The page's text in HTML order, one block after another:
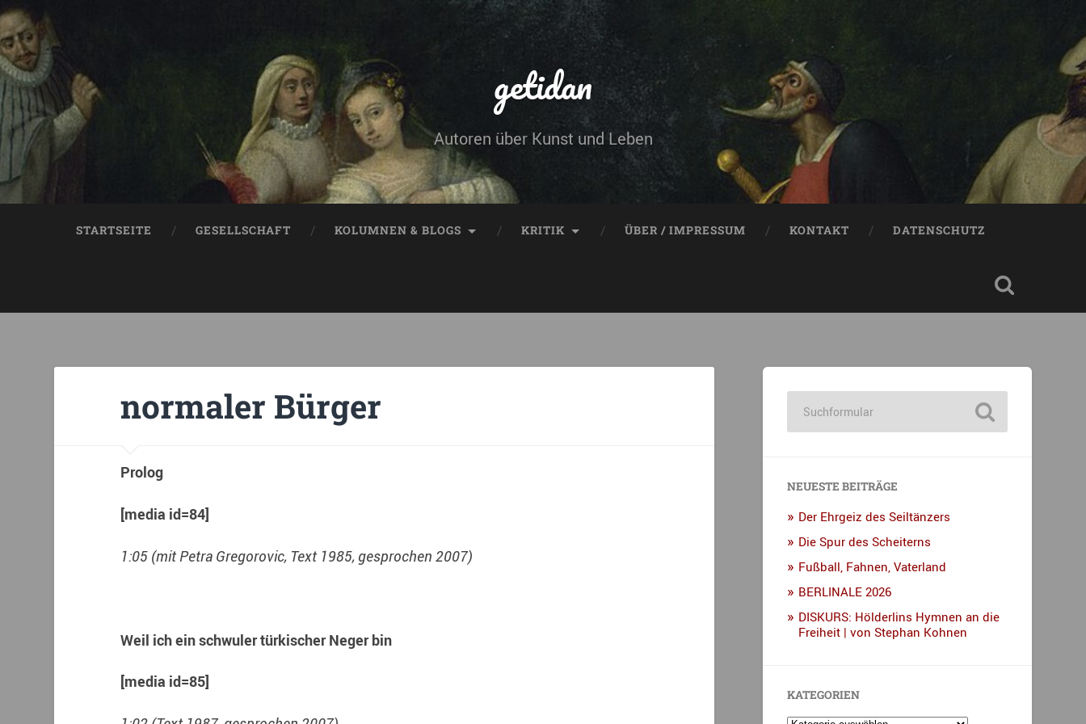
getidan
Autoren über Kunst und Leben
STARTSEITE GESELLSCHAFT KOLUMNEN & BLOGS KRITIK ÜBER / IMPRESSUM KONTAKT DATENSCHUTZ
normaler Bürger
Prolog
[media id=84]
1:05 (mit Petra Gregorovic, Text 1985, gesprochen 2007)
Weil ich ein schwuler türkischer Neger bin
[media id=85]
NEUESTE BEITRÄGE
Der Ehrgeiz des Seiltänzers
Die Spur des Scheiterns
Fußball, Fahnen, Vaterland
BERLINALE 2026
DISKURS: Hölderlins Hymnen an die
Freiheit | von Stephan Kohnen
KATEGORIEN